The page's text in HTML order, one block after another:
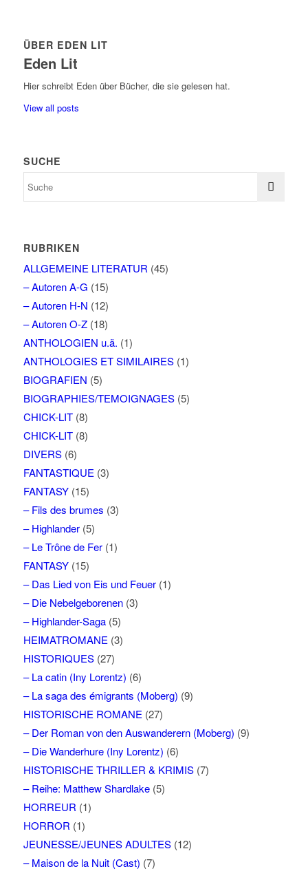
ÜBER EDEN LIT
Eden Lit
Hier schreibt Eden über Bücher, die sie gelesen hat.
View all posts
SUCHE
RUBRIKEN
ALLGEMEINE LITERATUR (45)
– Autoren A-G (15)
– Autoren H-N (12)
– Autoren O-Z(18)
ANTHOLOGIEN u.ä. (1)
ANTHOLOGIES ET SIMILAIRES(1)
BIOGRAFIEN (5)
BIOGRAPHIES/TEMOIGNAGES(5)
CHICK-LIT(8)
CHICK-LIT(8)
DIVERS(6)
FANTASTIQUE (3)
FANTASY(15)
– Fils des brumes (3)
– Highlander(5)
– Le Trône de Fer(1)
FANTASY(15)
– Das Lied von Eis und Feuer(1)
– Die Nebelgeborenen(3)
– Highlander-Saga(5)
HEIMATROMANE (3)
HISTORIQUES(27)
– La catin (Iny Lorentz) (6)
– La saga des émigrants (Moberg) (9)
HISTORISCHE ROMANE (27)
– Der Roman von den Auswanderern (Moberg) (9)
– Die Wanderhure (Iny Lorentz) (6)
HISTORISCHE THRILLER & KRIMIS(7)
– Reihe: Matthew Shardlake(5)
HORREUR (1)
HORROR (1)
JEUNESSE/JEUNES ADULTES(12)
– Maison de la Nuit (Cast) (7)